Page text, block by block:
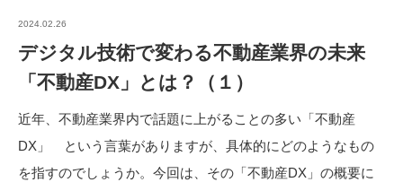
2024.02.26
デジタル技術で変わる不動産業界の未来
「不動産DX」とは？（１）
近年、不動産業界内で話題に上がることの多い「不動産
DX」 という言葉がありますが、具体的にどのようなもの
を指すのでしょうか。今回は、その「不動産DX」の概要に